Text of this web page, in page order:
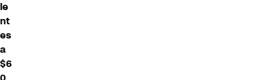
le
nt
es
a
$6